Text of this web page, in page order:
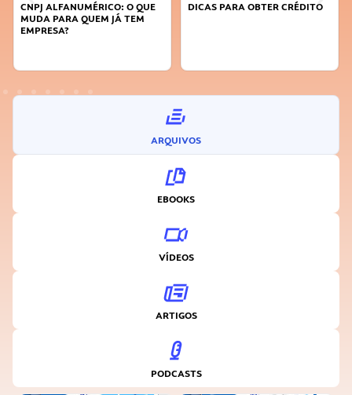
DICAS PARA OBTER CRÉDITO
FAÇA A DIFERENÇA: SEJA
ARQUIVOS
EBOOKS
VÍDEOS
ARTIGOS
PODCASTS